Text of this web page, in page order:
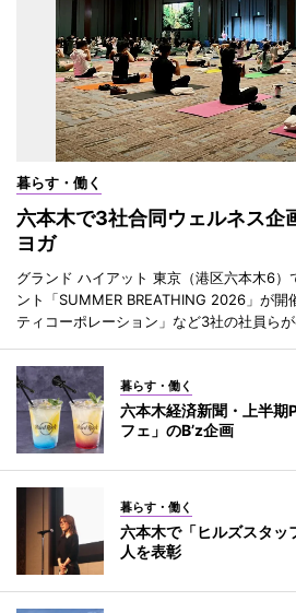
暮らす・働く
六本木で3社合同ウェルネス
ヨガ
グランド ハイアット 東京（港区六本木6
ント「SUMMER BREATHING 2026」が開
ティコーポレーション」など3社の社員らが
暮らす・働く
六本木経済新聞・上半期
フェ」のB’z企画
暮らす・働く
六本木で「ヒルズスタ
人を表彰